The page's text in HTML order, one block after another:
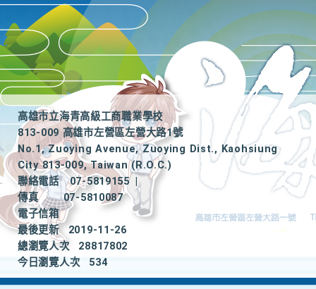
高雄市立海青高級工商職業學校
813-009 高雄市左營區左營大路1號
No.1, Zuoying Avenue, Zuoying Dist., Kaohsiung
City 813-009, Taiwan (R.O.C.)
聯絡電話
07-5819155
|
傳真
07-5810087
電子信箱
最後更新
2019-11-26
總瀏覽人次
28817802
今日瀏覽人次
534